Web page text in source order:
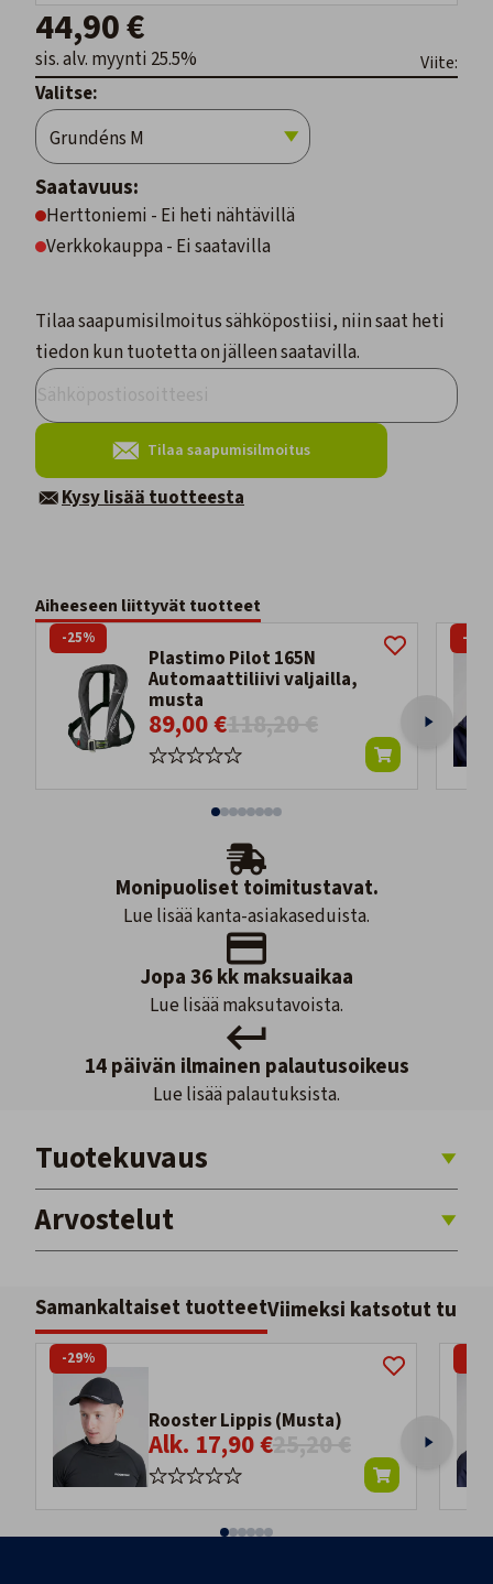
44,90 €
sis. alv. myynti 25.5% Viite:
Valitse:
Saatavuus:
Herttoniemi - Ei heti nähtävillä
Verkkokauppa - Ei saatavilla
Tilaa saapumisilmoitus sähköpostiisi, niin saat heti
tiedon kun tuotetta on jälleen saatavilla.
Tilaa saapumisilmoitus
Kysy lisää tuotteesta
Aiheeseen liittyvät tuotteet
Plastimo Pilot 165N
Automaattiliivi valjailla,
musta
89,00 €118,20 €
-25% -
Monipuoliset toimitustavat.
Lue lisää kanta-asiakaseduista.
Jopa 36 kk maksuaikaa
Lue lisää maksutavoista.
14 päivän ilmainen palautusoikeus
Lue lisää palautuksista.
Tuotekuvaus
Arvostelut
Samankaltaiset tuotteetViimeksi katsotut
Rooster Lippis (Musta)
Alk. 17,90 €25,20 €
-29%